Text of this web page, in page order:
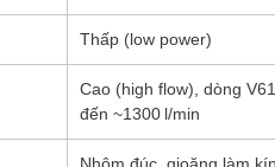
Thấp (low power)
Cao (high flow), dòng V61
đến ~1300 l/min